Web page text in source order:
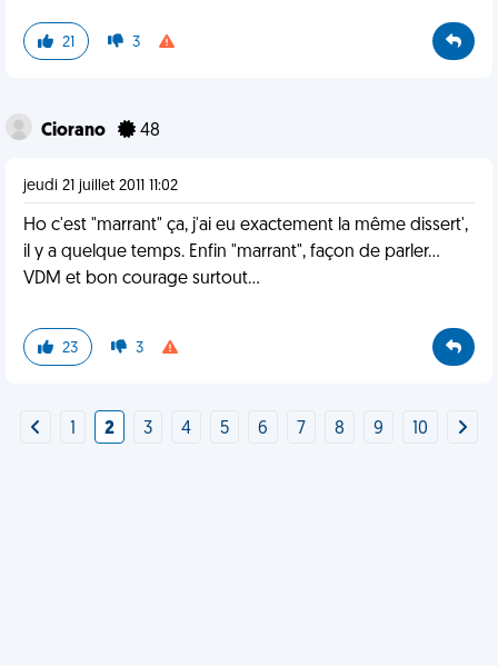
21 3
Ciorano 48
jeudi 21 juillet 2011 11:02
Ho c'est "marrant" ça, j'ai eu exactement la même dissert',
il y a quelque temps. Enfin "marrant", façon de parler...
VDM et bon courage surtout...
23 3
2 3 4 5 6 7 8 9 10